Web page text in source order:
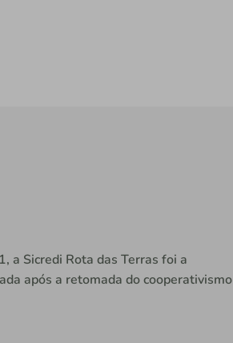
a Sicredi Rota das Terras foi a
após a retomada do cooperativismo
cooperativismo de crédito no
iniciou em 1980, conduzido por
vice-presidente da Fecotrigo,